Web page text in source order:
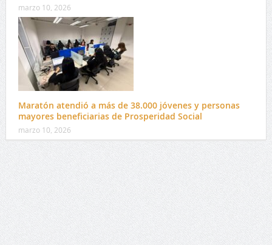
marzo 10, 2026
Maratón atendió a más de 38.000 jóvenes y personas
mayores beneficiarias de Prosperidad Social
marzo 10, 2026